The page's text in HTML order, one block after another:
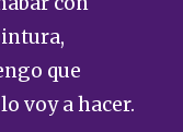
que
voy a hacer.